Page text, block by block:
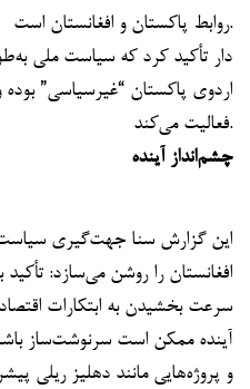
روابط پاکستان و افغانستان است.
دار تأکید کرد که سیاست ملی
اردوی پاکستان “غیرسیاسی”
فعالیت می‌کند.
چشم‌انداز آینده
این گزارش سنا جهت‌گیری سیاست
افغانستان را روشن می‌سازد:
سرعت بخشیدن به ابتکارات
آینده ممکن است سرنوشت‌ساز
و پروژه‌هایی مانند دهلیز ریلی